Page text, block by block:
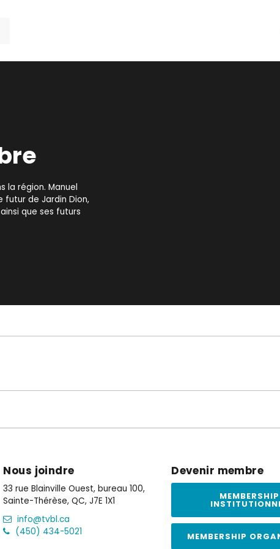
la région. Manuel
futur de Jardin Dion,
que ses futurs
Nous joindre
33 rue Blainville Ouest, bureau 100,
Sainte-Thérèse, QC, J7E 1X1
info@tvbl.ca
(450) 434-5021
Devenir membre
MEMBERSHIP
MEMBERSHIP